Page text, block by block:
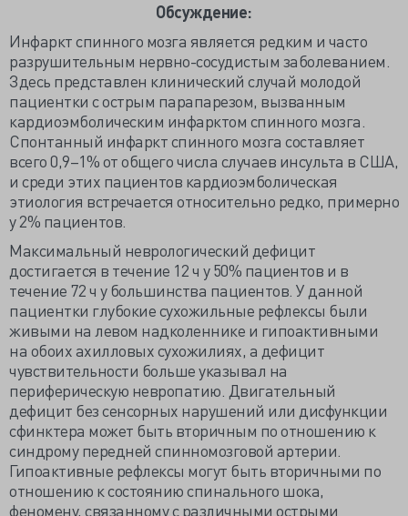
Обсуждение:
Инфаркт спинного мозга является редким и часто
разрушительным нервно-сосудистым заболеванием.
Здесь представлен клинический случай молодой
пациентки с острым парапарезом, вызванным
кардиоэмболическим инфарктом спинного мозга.
Спонтанный инфаркт спинного мозга составляет
всего 0,9–1% от общего числа случаев инсульта в США,
и среди этих пациентов кардиоэмболическая
этиология встречается относительно редко, примерно
у 2% пациентов.
Максимальный неврологический дефицит
достигается в течение 12 ч у 50% пациентов и в
течение 72 ч у большинства пациентов. У данной
пациентки глубокие сухожильные рефлексы были
живыми на левом надколеннике и гипоактивными
на обоих ахилловых сухожилиях, а дефицит
чувствительности больше указывал на
периферическую невропатию. Двигательный
дефицит без сенсорных нарушений или дисфункции
сфинктера может быть вторичным по отношению к
синдрому передней спинномозговой артерии.
Гипоактивные рефлексы могут быть вторичными по
отношению к состоянию спинального шока,
феномену, связанному с различными острыми